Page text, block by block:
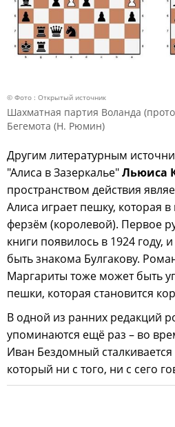
© Фото : Открытый источник
Шахматная партия Воланда
Бегемота (Н. Рюмин)
Другим литературным
"Алиса в Зазеркалье"Льюиса
пространством действия
Алиса играет пешку, которая в
ферзём (королевой). Первое
книги появилось в 1924 году,
быть знакома Булгакову.
Маргариты тоже может быть
пешки, которая становится
В одной из ранних редакций
упоминаются ещё раз – во
Иван Бездомный
который ни с того, ни с сего